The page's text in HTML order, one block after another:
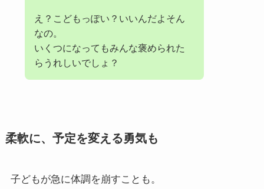
え？こどもっぽい？いいんだよそん
なの。
いくつになってもみんな褒められた
らうれしいでしょ？
柔軟に、予定を変える勇気も
子どもが急に体調を崩すことも。